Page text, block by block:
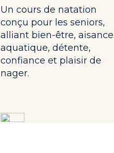
Un cours de natation
conçu pour les seniors,
alliant bien-être, aisance
aquatique, détente,
confiance et plaisir de
nager.